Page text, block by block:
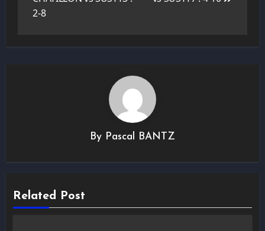
2-8
By Pascal BANTZ
Related Post